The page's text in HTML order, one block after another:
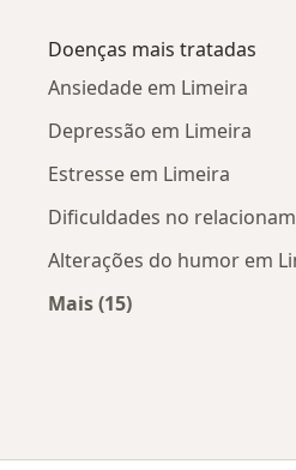
Doenças mais tratadas
Ansiedade em Limeira
Depressão em Limeira
Estresse em Limeira
Dificuldades no
Alterações do humor em
Mais (15)